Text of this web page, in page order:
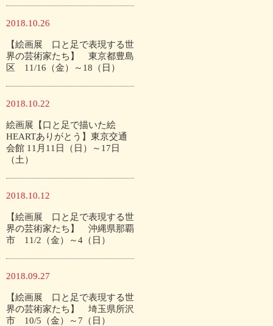
2018.10.26
【絵画展 口と足で表現する世
界の芸術家たち】 東京都豊島
区 11/16（金）～18（日）
2018.10.22
絵画展【口と足で描いた絵
HEARTありがとう】東京交通
会館 11月11日（日）～17日
（土）
2018.10.12
【絵画展 口と足で表現する世
界の芸術家たち】 沖縄県那覇
市 11/2（金）～4（日）
2018.09.27
【絵画展 口と足で表現する世
界の芸術家たち】 埼玉県所沢
市 10/5（金）～7（日）